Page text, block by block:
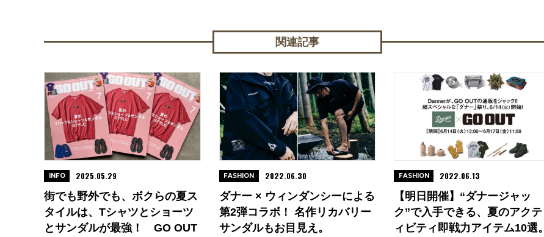
関連記事
街でも野外でも、ボクらの夏ス
タイルは、Tシャツとショーツ
とサンダルが最強！ GO OUT
INFO 2025.05.29
ダナー × ウィンダンシーによる
第2弾コラボ！ 名作リカバリー
サンダルもお目見え。
FASHION 2022.06.30
【明日開催】“ダナージャッ
ク”で入手できる、夏のアクテ
ィビティ即戦力アイテム10選。
FASHION 2022.06.13